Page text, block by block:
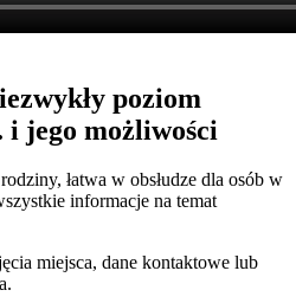
poziom
i jego możliwości
łatwa w obsłudze dla osób w
informacje na temat
miejsca, dane kontaktowe lub